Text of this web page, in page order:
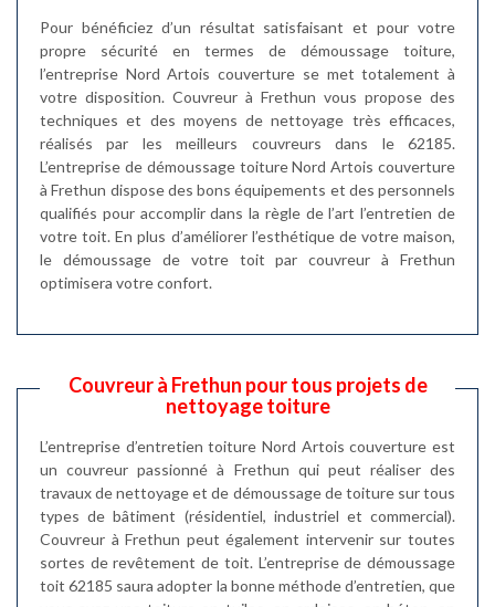
Pour bénéficiez d’un résultat satisfaisant et pour votre
propre sécurité en termes de démoussage toiture,
l’entreprise Nord Artois couverture se met totalement à
votre disposition. Couvreur à Frethun vous propose des
techniques et des moyens de nettoyage très efficaces,
réalisés par les meilleurs couvreurs dans le 62185.
L’entreprise de démoussage toiture Nord Artois couverture
à Frethun dispose des bons équipements et des personnels
qualifiés pour accomplir dans la règle de l’art l’entretien de
votre toit. En plus d’améliorer l’esthétique de votre maison,
le démoussage de votre toit par couvreur à Frethun
optimisera votre confort.
Couvreur à Frethun pour tous projets de
nettoyage toiture
L’entreprise d’entretien toiture Nord Artois couverture est
un couvreur passionné à Frethun qui peut réaliser des
travaux de nettoyage et de démoussage de toiture sur tous
types de bâtiment (résidentiel, industriel et commercial).
Couvreur à Frethun peut également intervenir sur toutes
sortes de revêtement de toit. L’entreprise de démoussage
toit 62185 saura adopter la bonne méthode d’entretien, que